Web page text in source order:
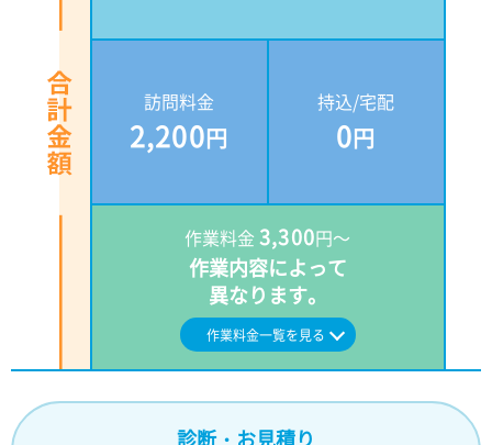
訪問料金
2,200円
持込/宅配
0円
作業料金 3,300円～
作業内容によって
異なります。
作業料金一覧を見る
診断・お見積り